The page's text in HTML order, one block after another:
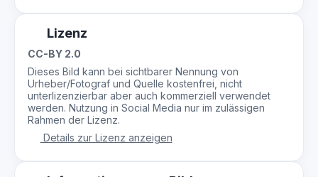
Lizenz
CC-BY 2.0
Dieses Bild kann bei sichtbarer Nennung von
Urheber/Fotograf und Quelle kostenfrei, nicht
unterlizenzierbar aber auch kommerziell verwendet
werden. Nutzung in Social Media nur im zulässigen
Rahmen der Lizenz.
Details zur Lizenz anzeigen